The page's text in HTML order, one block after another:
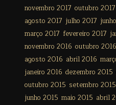
novembro 2017 outubro 2017
agosto 2017 julho 2017
março 2017 fevereiro 2017
novembro 2016 outubro 2016
agosto 2016 abril 2016
janeiro 2016 dezembro 2015
outubro 2015 setembro 2015
junho 2015 maio 2015 abril